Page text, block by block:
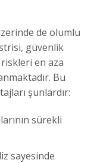
de olumlu
güvenlik
en aza
Bu
şunlardır:
sürekli
sayesinde